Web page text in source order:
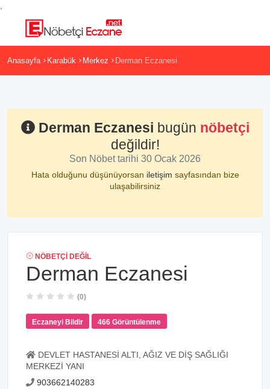
Anasayfa Karabük Merkez Derman Eczanesi
Derman Eczanesi bugün nöbetçi
değildir!
Son Nöbet tarihi 30 Ocak 2026
Hata olduğunu düşünüyorsan iletişim sayfasından bize
ulaşabilirsiniz
NÖBETÇI DEĞIL
Derman Eczanesi
(0)
Eczaneyi Bildir 466 Görüntülenme
DEVLET HASTANESİ ALTI, AĞIZ VE DİŞ SAĞLIĞI
MERKEZİ YANI
903662140283